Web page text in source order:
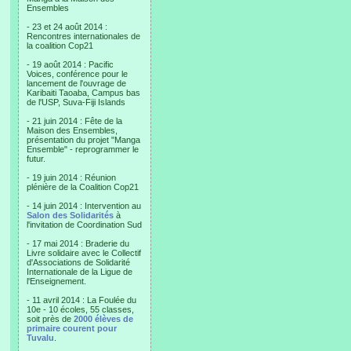
Ensembles
- 23 et 24 août 2014 :
Rencontres internationales de
la coalition Cop21
- 19 août 2014 : Pacific
Voices, conférence pour le
lancement de l'ouvrage de
Karibaiti Taoaba, Campus bas
de l'USP, Suva-Fiji Islands
- 21 juin 2014 : Fête de la
Maison des Ensembles,
présentation du projet "Manga
Ensemble" - reprogrammer le
futur.
- 19 juin 2014 : Réunion
plénière de la Coalition Cop21
- 14 juin 2014 : Intervention au
Salon des Solidarités à
l'invitation de Coordination Sud
- 17 mai 2014 : Braderie du
Livre solidaire avec le Collectif
d'Associations de Solidarité
Internationale de la Ligue de
l'Enseignement.
- 11 avril 2014 : La Foulée du
10e - 10 écoles, 55 classes,
soit près de 2000 élèves de
primaire courent pour
Tuvalu